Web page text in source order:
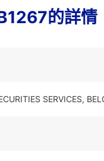
的詳情
SERVICES,